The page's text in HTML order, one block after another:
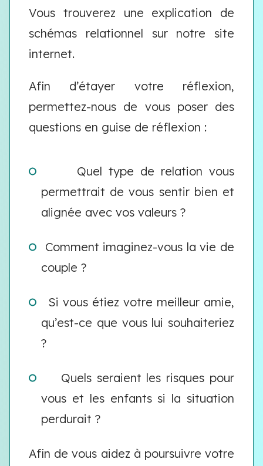
Vous trouverez une explication de
schémas relationnel sur notre site
internet.
Afin d’étayer votre réflexion,
permettez-nous de vous poser des
questions en guise de réflexion :
Quel type de relation vous
permettrait de vous sentir bien et
alignée avec vos valeurs ?
Comment imaginez-vous la vie de
couple ?
Si vous étiez votre meilleur amie,
qu’est-ce que vous lui souhaiteriez
?
Quels seraient les risques pour
vous et les enfants si la situation
perdurait ?
Afin de vous aidez à poursuivre votre